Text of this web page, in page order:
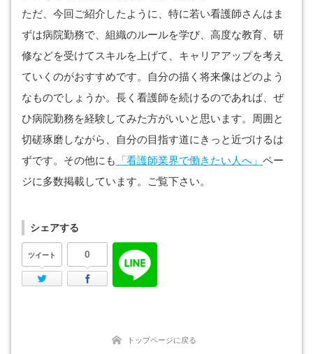
ただ、今回ご紹介したように、特に若い看護師さんはま
ずは病院勤務で、組織のルールを学び、高度な教育、研
修などを受けてスキルを上げて、キャリアアップを考え
ていくのがおすすめです。自分の描く将来像はどのよう
なものでしょうか。長く看護師を続けるのであれば、ぜ
ひ病院勤務を経験してみた方がいいと思います。周囲と
切磋琢磨しながら、自分の目指す道にきっと近づけるは
ずです。その他にも
「看護師業界で働きたい人へ」 ペー
ジに多数掲載しています。ご覧下さい。
シェアする
ツイート
Twitter
0
Facebook
トップページに戻る